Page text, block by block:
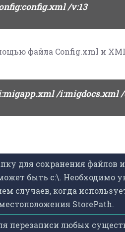
/v:13
файла Config.xml и
/i:migdocs.xml
для сохранения файлов
быть c:\. Необходимо
случаев, когда
StorePath.
перезаписи любых